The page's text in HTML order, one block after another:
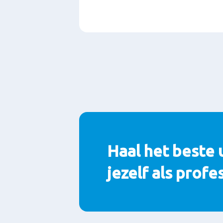
Haal het beste
jezelf als